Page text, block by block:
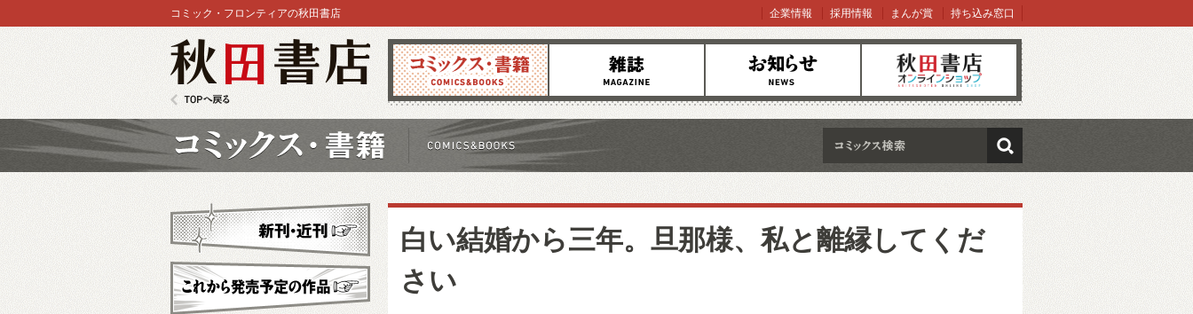
コミックス 雑誌 お知らせ オンラインショップ
コミック・フロンティアの秋田書店 企業情報 採用情報 まんが賞 持ち込み窓口
検索
白い結婚から三年。旦那様、私と離縁してくだ
さい
新刊・近刊